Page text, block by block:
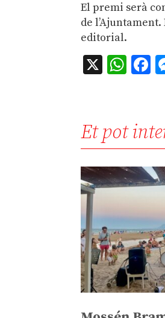
El premi serà
de
editorial.
X
Et pot